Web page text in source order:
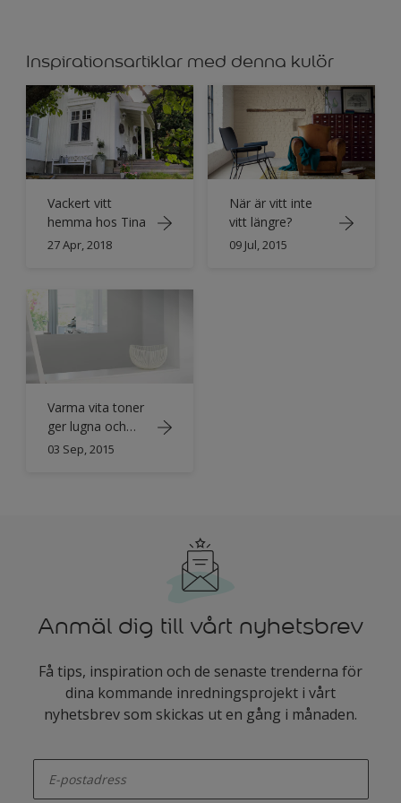
Inspirationsartiklar med denna kulör
Vackert vitt
hemma hos Tina
27 Apr, 2018
När är vitt inte
vitt längre?
09 Jul, 2015
Varma vita toner
ger lugna och
sofistikerade rum
03 Sep, 2015
Anmäl dig till vårt nyhetsbrev
Få tips, inspiration och de senaste trenderna för
dina kommande inredningsprojekt i vårt
nyhetsbrev som skickas ut en gång i månaden.